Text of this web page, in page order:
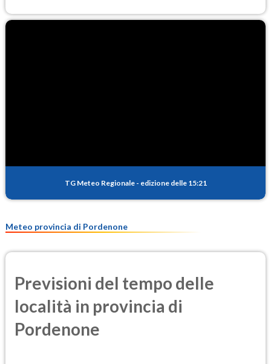
TG Meteo Regionale - edizione delle 15:21
Meteo provincia di Pordenone
Previsioni del tempo delle
località in provincia di
Pordenone